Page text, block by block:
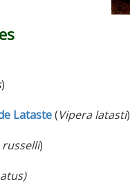
)
Lataste(Vipera latasti)
)